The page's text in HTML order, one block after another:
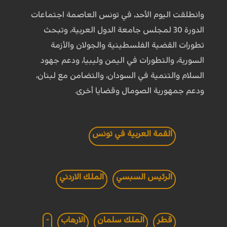
وانطلقت اليوم الأحد، في تونس العاصمة اجتماعات
الدورة 30 لمجلس جامعة الدول العربية، وتبحث
تطورات القضية الفلسطينية والجولان والأزمة
السورية، والتطورات في اليمن وليبيا، ودعم جهود
السلام والتنمية في السودان، والتضامن مع لبنان،
ودعم جمهورية الصومال وقضايا أخرى.
القمة العربية في تونس
الرئيس السبسي الملك الاردني
قطر الملك سلمان الارهاب -